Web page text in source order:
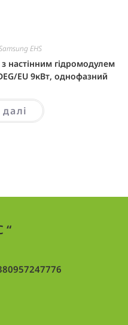
EHS
настінним гідромодулем
EU 9кВт, однофазний
“